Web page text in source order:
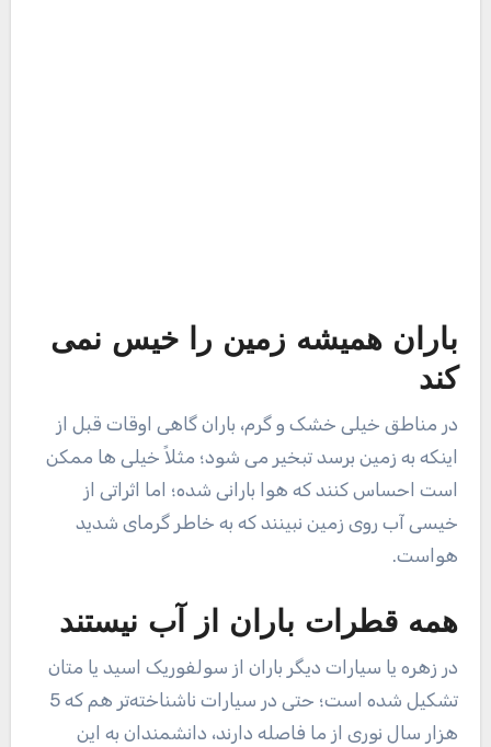
باران همیشه زمین را خیس نمی
کند
در مناطق خیلی خشک و گرم، باران گاهی اوقات قبل از
اینکه به زمین برسد تبخیر می شود؛ مثلاً خیلی ها ممکن
است احساس کنند که هوا بارانی شده؛ اما اثراتی از
خیسی آب روی زمین نبینند که به خاطر گرمای شدید
هواست.
همه قطرات باران از آب نیستند
در زهره یا سیارات دیگر باران از سولفوریک اسید یا متان
تشکیل شده است؛ حتی در سیارات ناشناخته‌تر هم که 5
هزار سال نوری از ما فاصله دارند، دانشمندان به این